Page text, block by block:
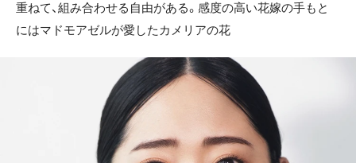
重ねて、組み合わせる自由がある。感度の高い花嫁の手もと
にはマドモアゼルが愛したカメリアの花